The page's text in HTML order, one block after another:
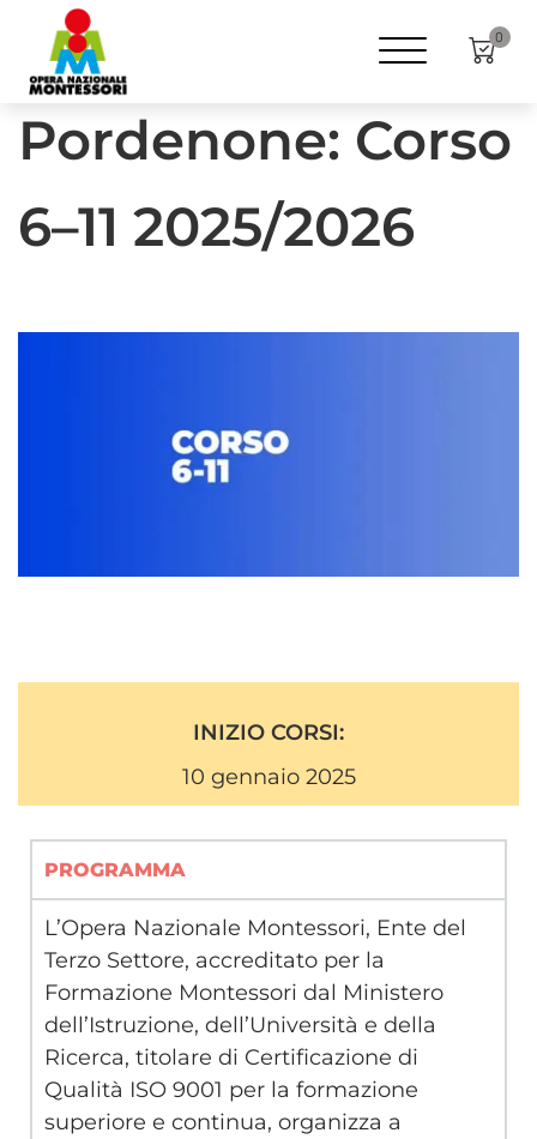
0
Pordenone: Corso
6–11 2025/2026
INIZIO CORSI:
10 gennaio 2025
PROGRAMMA
L’Opera Nazionale Montessori, Ente del
Terzo Settore, accreditato per la
Formazione Montessori dal Ministero
dell’Istruzione, dell’Università e della
Ricerca, titolare di Certificazione di
Qualità ISO 9001 per la formazione
superiore e continua, organizza a